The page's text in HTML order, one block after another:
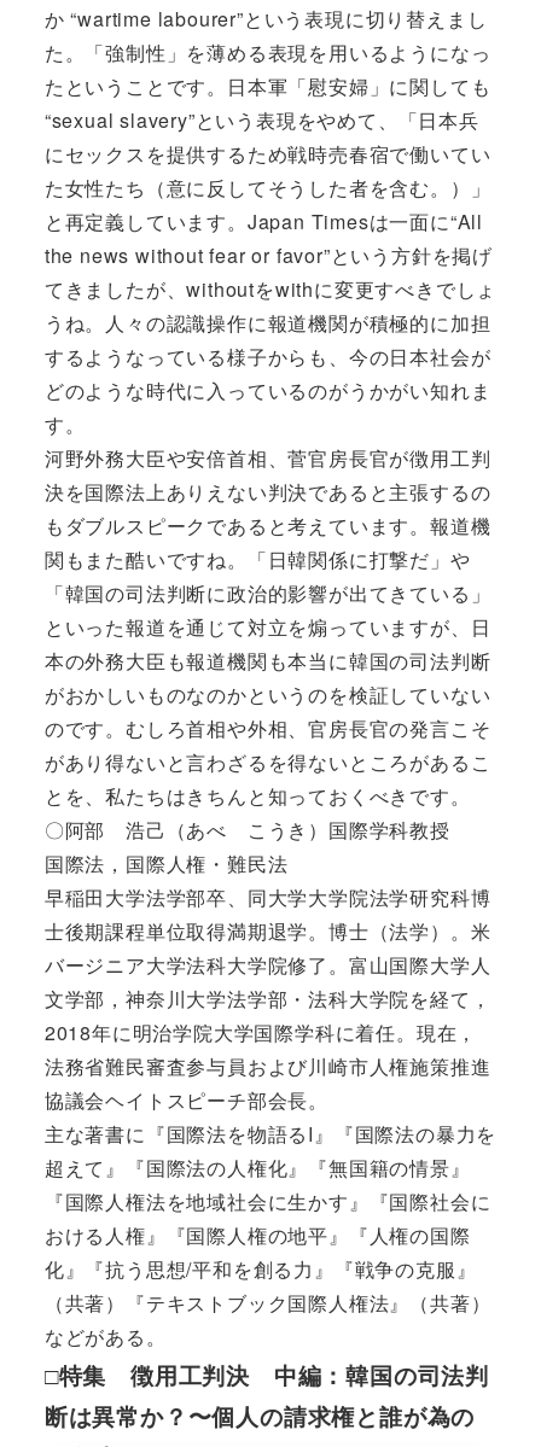
か “wartime labourer”という表現に切り替えまし
た。「強制性」を薄める表現を用いるようになっ
たということです。日本軍「慰安婦」に関しても
“sexual slavery”という表現をやめて、「日本兵
にセックスを提供するため戦時売春宿で働いてい
た女性たち（意に反してそうした者を含む。）」
と再定義しています。Japan Timesは一面に“All
the news without fear or favor”という方針を掲げ
てきましたが、withoutをwithに変更すべきでしょ
うね。人々の認識操作に報道機関が積極的に加担
するようなっている様子からも、今の日本社会が
どのような時代に入っているのがうかがい知れま
す。
河野外務大臣や安倍首相、菅官房長官が徴用工判
決を国際法上ありえない判決であると主張するの
もダブルスピークであると考えています。報道機
関もまた酷いですね。「日韓関係に打撃だ」や
「韓国の司法判断に政治的影響が出てきている」
といった報道を通じて対立を煽っていますが、日
本の外務大臣も報道機関も本当に韓国の司法判断
がおかしいものなのかというのを検証していない
のです。むしろ首相や外相、官房長官の発言こそ
があり得ないと言わざるを得ないところがあるこ
とを、私たちはきちんと知っておくべきです。
〇阿部 浩己（あべ こうき）国際学科教授
国際法，国際人権・難民法
早稲田大学法学部卒、同大学大学院法学研究科博
士後期課程単位取得満期退学。博士（法学）。米
バージニア大学法科大学院修了。富山国際大学人
文学部，神奈川大学法学部・法科大学院を経て，
2018年に明治学院大学国際学科に着任。現在，
法務省難民審査参与員および川崎市人権施策推進
協議会ヘイトスピーチ部会長。
主な著書に『国際法を物語るI』『国際法の暴力を
超えて』『国際法の人権化』『無国籍の情景』
『国際人権法を地域社会に生かす』『国際社会に
おける人権』『国際人権の地平』『人権の国際
化』『抗う思想/平和を創る力』『戦争の克服』
（共著）『テキストブック国際人権法』（共著）
などがある。
□特集 徴用工判決 中編：韓国の司法判
断は異常か？〜個人の請求権と誰が為の